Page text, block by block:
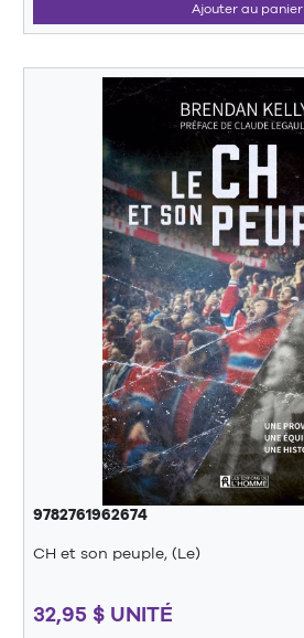
Ajouter au panier
9782761962674
CH et son peuple, (Le)
32,95 $ UNITÉ